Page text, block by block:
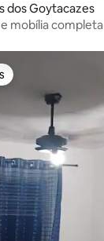
dos Goytacazes
mobília completa